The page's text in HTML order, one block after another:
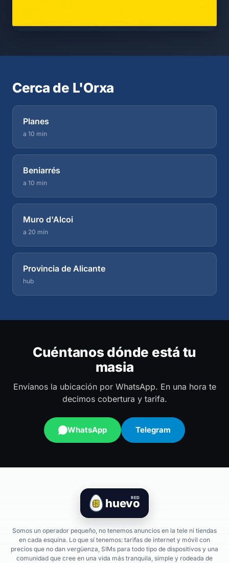
Cerca de L'Orxa
Planes
a 10 min
Beniarrés
a 10 min
Muro d'Alcoi
a 20 min
Provincia de Alicante
hub
Cuéntanos dónde está tu
masia
Envíanos la ubicación por WhatsApp. En una hora te
decimos cobertura y tarifa.
WhatsApp Telegram
RED
huevo
Somos un operador pequeño, no tenemos anuncios en la tele ni tiendas
en cada esquina. Lo que sí tenemos: tarifas de internet y móvil con
precios que no dan vergüenza, SIMs para todo tipo de dispositivos y una
comunidad que cree en una vida más tranquila, simple y rodeada de